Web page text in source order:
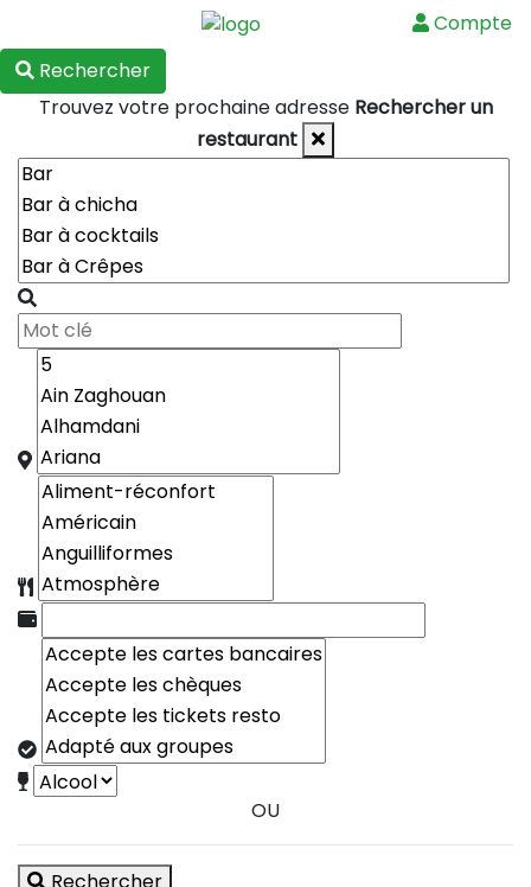
Compte
Rechercher
Trouvez votre prochaine adresse Rechercher un
restaurant
OU
Rechercher